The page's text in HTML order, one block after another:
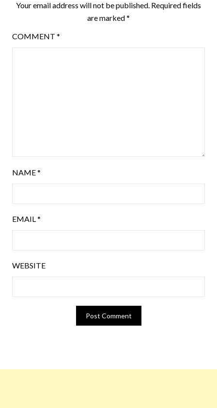
Your email address will not be published. Required fields
are marked*
COMMENT *
NAME*
EMAIL*
WEBSITE